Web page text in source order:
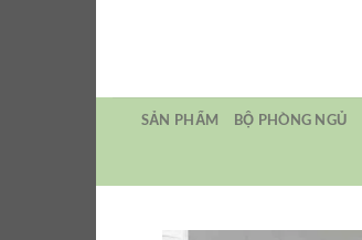
SẢN PHẨM BỘ PHÒNG NGỦ